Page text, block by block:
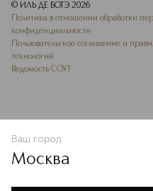
В КОРЗИНУ
© ИЛЬ ДЕ БОТЭ 2026
Политика в отношении обработки
конфиденциальности
Пользовательское соглашение и
технологий
Ведомость СОУТ
Ваш город
Москва